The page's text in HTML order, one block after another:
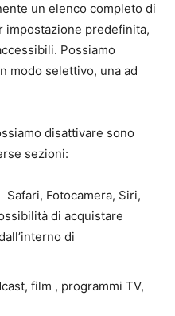
un elenco completo di
impostazione predefinita,
Possiamo
modo selettivo, una ad
disattivare sono
sezioni:
Safari, Fotocamera, Siri,
di acquistare
di
film , programmi TV,